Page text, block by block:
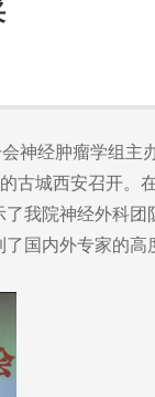
神经肿瘤学组主
古城西安召开。
我院神经外科团
国内外专家的高